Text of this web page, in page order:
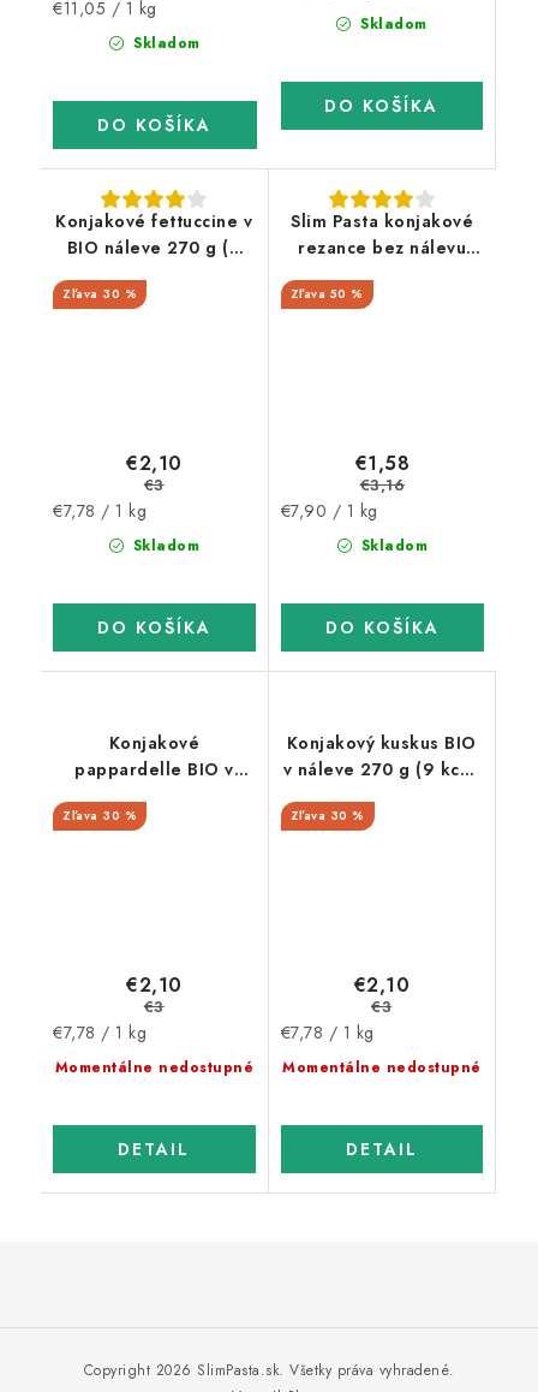
Skladom
Jednotková
€11,05 / 1 kg
DO KOŠÍKA
Skladom
DO KOŠÍKA
Konjakové fettuccine v
BIO náleve 270 g (9
kcal, 0 g sacharidov)
30 %
Skladom
€2,10
€3
Jednotková
€7,78 / 1 kg
DO KOŠÍKA
Slim Pasta konjakové
rezance bez nálevu
200 g (31 kcal, 7 g
sacharidov)
50 %
Skladom
€1,58
€3,16
Jednotková
€7,90 / 1 kg
DO KOŠÍKA
Konjakové
pappardelle BIO v
náleve 270 g (9 kcal, 0
g sacharidov)
30 %
Momentálne nedostupné
€2,10
€3
Jednotková
cena:
€7,78 / 1 kg
DETAIL
Konjakový kuskus BIO
v náleve 270 g (9 kcal,
0 g sacharidov)
30 %
Momentálne nedostupné
€2,10
€3
Jednotková
cena:
€7,78 / 1 kg
DETAIL
Copyright 2026 SlimPasta.sk. Všetky práva vyhradené.